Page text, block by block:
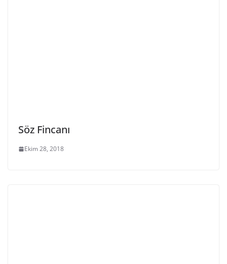
Söz Fincanı
Ekim 28, 2018